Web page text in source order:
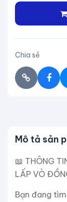
Chia sẻ
Mô tả sản
📖 THÔNG
LẤP VÒ
Bạn đang